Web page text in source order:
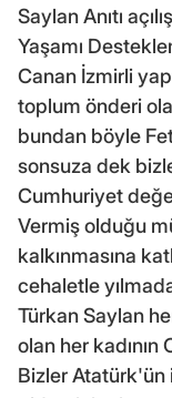
Saylan Anıtı
Yaşamı
Canan İzmirli
toplum önderi
bundan böyle
sonsuza dek
Cumhuriyet
Vermiş olduğu
kalkınmasına
cehaletle
Türkan Saylan
olan her
Bizler Atatürk'ün